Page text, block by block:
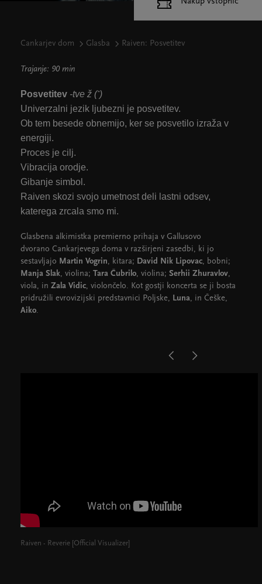
Cankarjev dom Glasba Raiven: Posvetitev
Trajanje: 90 min
Posvetitev -tve ž (ȋ)
Univerzalni jezik ljubezni je posvetitev.
Ob tem besede obnemijo, ker se posvetilo izraža v
energiji.
Proces je cilj.
Vibracija orodje.
Gibanje simbol.
Raiven skozi svojo umetnost deli lastni odsev,
katerega zrcala smo mi.
Glasbena alkimistka premierno prihaja v Gallusovo
dvorano Cankarjevega doma v razširjeni zasedbi, ki jo
sestavljajo Martin Vogrin, kitara; David Nik Lipovac, bobni;
Manja Slak, violina; Tara Čubrilo, violina; Serhii Zhuravlov,
viola, in Zala Vidic, violončelo. Kot gostji koncerta se ji bosta
pridružili evrovizijski predstavnici Poljske, Luna, in Češke,
Aiko.
Raiven - Reverie [Official Visualizer]